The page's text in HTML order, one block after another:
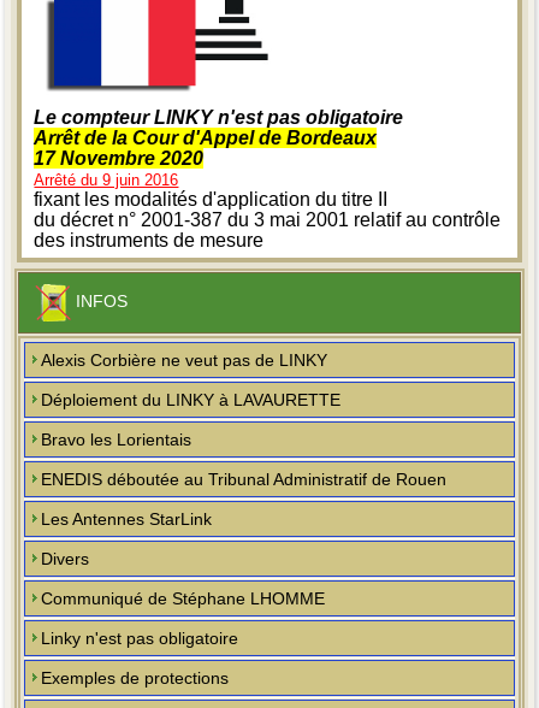
Le compteur LINKY n'est pas obligatoire
Arrêt de la Cour d'Appel de Bordeaux
17 Novembre 2020
Arrêté du 9 juin 2016
fixant les modalités d'application du titre II
du décret n° 2001-387 du 3 mai 2001 relatif au contrôle
des instruments de mesure
INFOS
Alexis Corbière ne veut pas de LINKY
Déploiement du LINKY à LAVAURETTE
Bravo les Lorientais
ENEDIS déboutée au Tribunal Administratif de Rouen
Les Antennes StarLink
Divers
Communiqué de Stéphane LHOMME
Linky n'est pas obligatoire
Exemples de protections